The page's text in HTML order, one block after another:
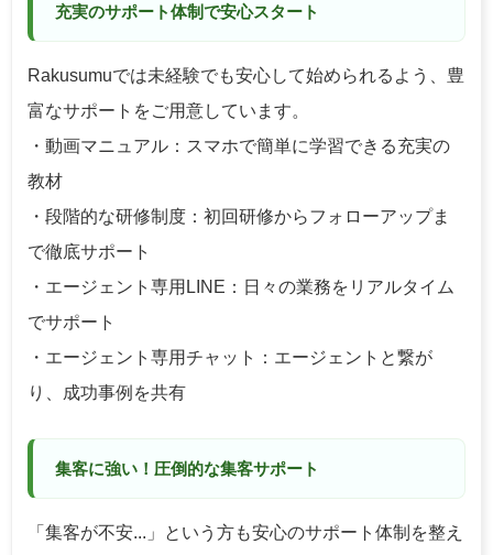
充実のサポート体制で安心スタート
Rakusumuでは未経験でも安心して始められるよう、豊
富なサポートをご用意しています。
・動画マニュアル：スマホで簡単に学習できる充実の
教材
・段階的な研修制度：初回研修からフォローアップま
で徹底サポート
・エージェント専用LINE：日々の業務をリアルタイム
でサポート
・エージェント専用チャット：エージェントと繋が
り、成功事例を共有
集客に強い！圧倒的な集客サポート
「集客が不安...」という方も安心のサポート体制を整え